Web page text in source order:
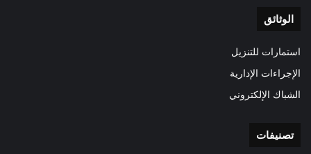
الوثائق
استمارات للتنزيل
الإجراءات الإدارية
الشباك الإلكتروني
تصنيفات